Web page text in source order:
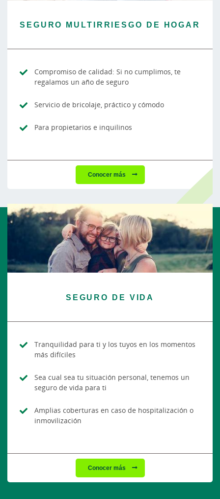
SEGURO MULTIRRIESGO DE HOGAR
Compromiso de calidad: Si no cumplimos, te
regalamos un año de seguro
Servicio de bricolaje, práctico y cómodo
Para propietarios e inquilinos
Conocer más
SEGURO DE VIDA
Tranquilidad para ti y los tuyos en los momentos
más difíciles
Sea cual sea tu situación personal, tenemos un
seguro de vida para ti
Amplias coberturas en caso de hospitalización o
inmovilización
Conocer más